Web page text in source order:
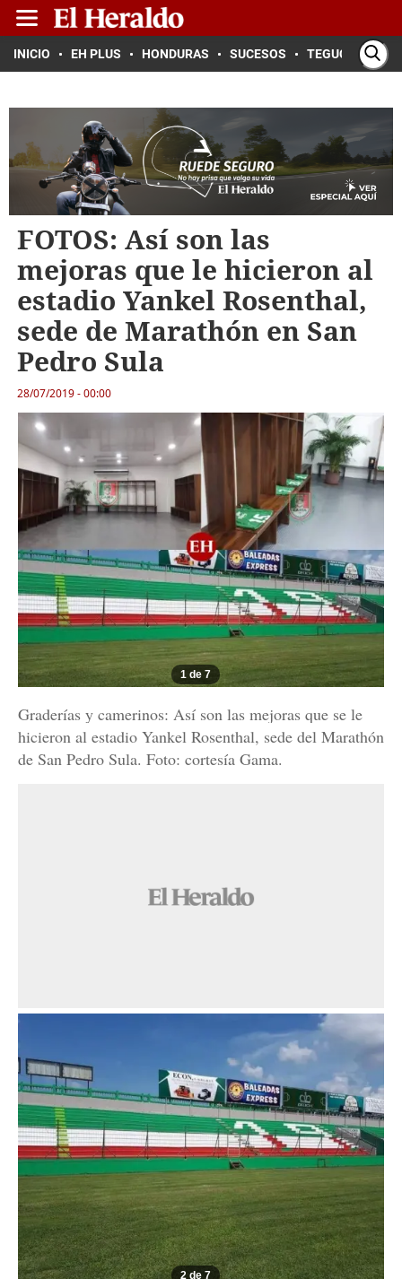
INICIO EH PLUS HONDURAS SUCESOS TEGUCIGALPA
FOTOS: Así son las
mejoras que le hicieron al
estadio Yankel Rosenthal,
sede de Marathón en San
Pedro Sula
28/07/2019 - 00:00
1 de 7
Graderías y camerinos: Así son las mejoras que se le
hicieron al estadio Yankel Rosenthal, sede del Marathón
de San Pedro Sula. Foto: cortesía Gama.
2 de 7